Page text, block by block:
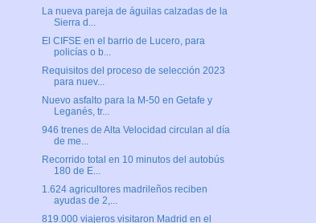
La nueva pareja de águilas calzadas de la
Sierra d...
El CIFSE en el barrio de Lucero, para
policías o b...
Requisitos del proceso de selección 2023
para nuev...
Nuevo asfalto para la M-50 en Getafe y
Leganés, tr...
946 trenes de Alta Velocidad circulan al día
de me...
Recorrido total en 10 minutos del autobús
180 de E...
1.624 agricultores madrileños reciben
ayudas de 2,...
819.000 viajeros visitaron Madrid en el